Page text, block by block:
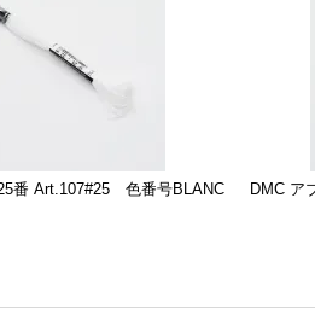
番 Art.107#25 色番号BLANC DMC ア